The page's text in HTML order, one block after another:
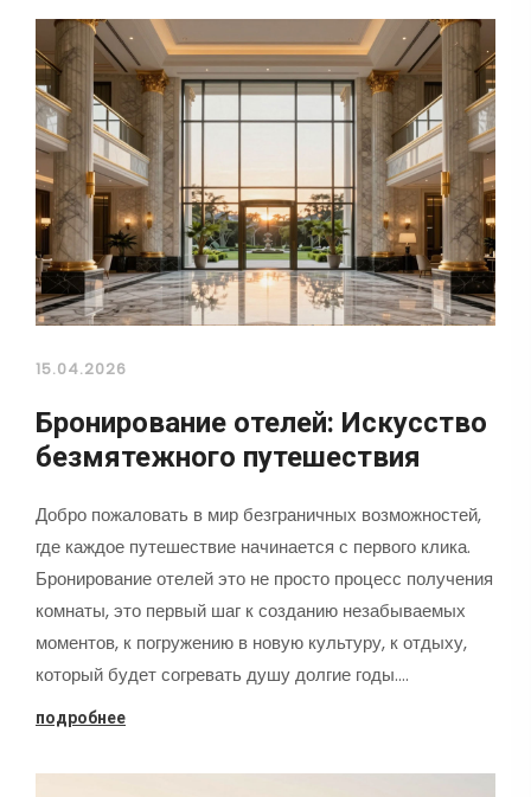
15.04.2026
Бронирование отелей: Искусство
безмятежного путешествия
Добро пожаловать в мир безграничных возможностей,
где каждое путешествие начинается с первого клика.
Бронирование отелей это не просто процесс получения
комнаты, это первый шаг к созданию незабываемых
моментов, к погружению в новую культуру, к отдыху,
который будет согревать душу долгие годы.…
подробнее